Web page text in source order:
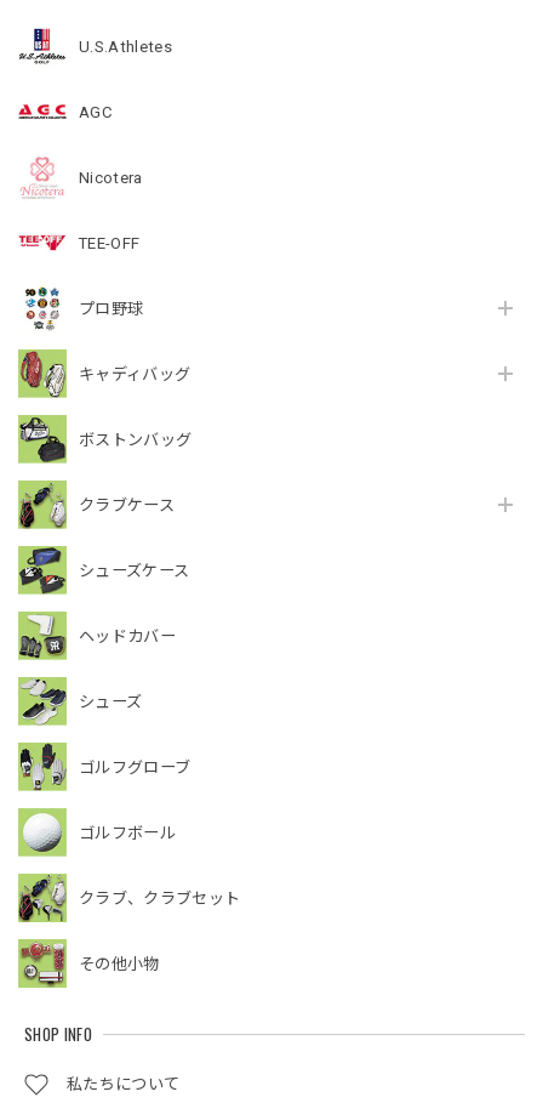
U.S.Athletes
AGC
Nicotera
TEE-OFF
プロ野球
キャディバッグ
ボストンバッグ
クラブケース
シューズケース
ヘッドカバー
シューズ
ゴルフグローブ
ゴルフボール
クラブ、クラブセット
その他小物
SHOP INFO
私たちについて